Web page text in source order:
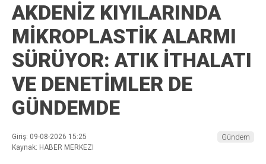
AKDENİZ KIYILARINDA
MİKROPLASTİK ALARMI
SÜRÜYOR: ATIK İTHALATI
VE DENETİMLER DE
GÜNDEMDE
Giriş: 09-08-2026 15:25
Kaynak: HABER MERKEZI
Gündem